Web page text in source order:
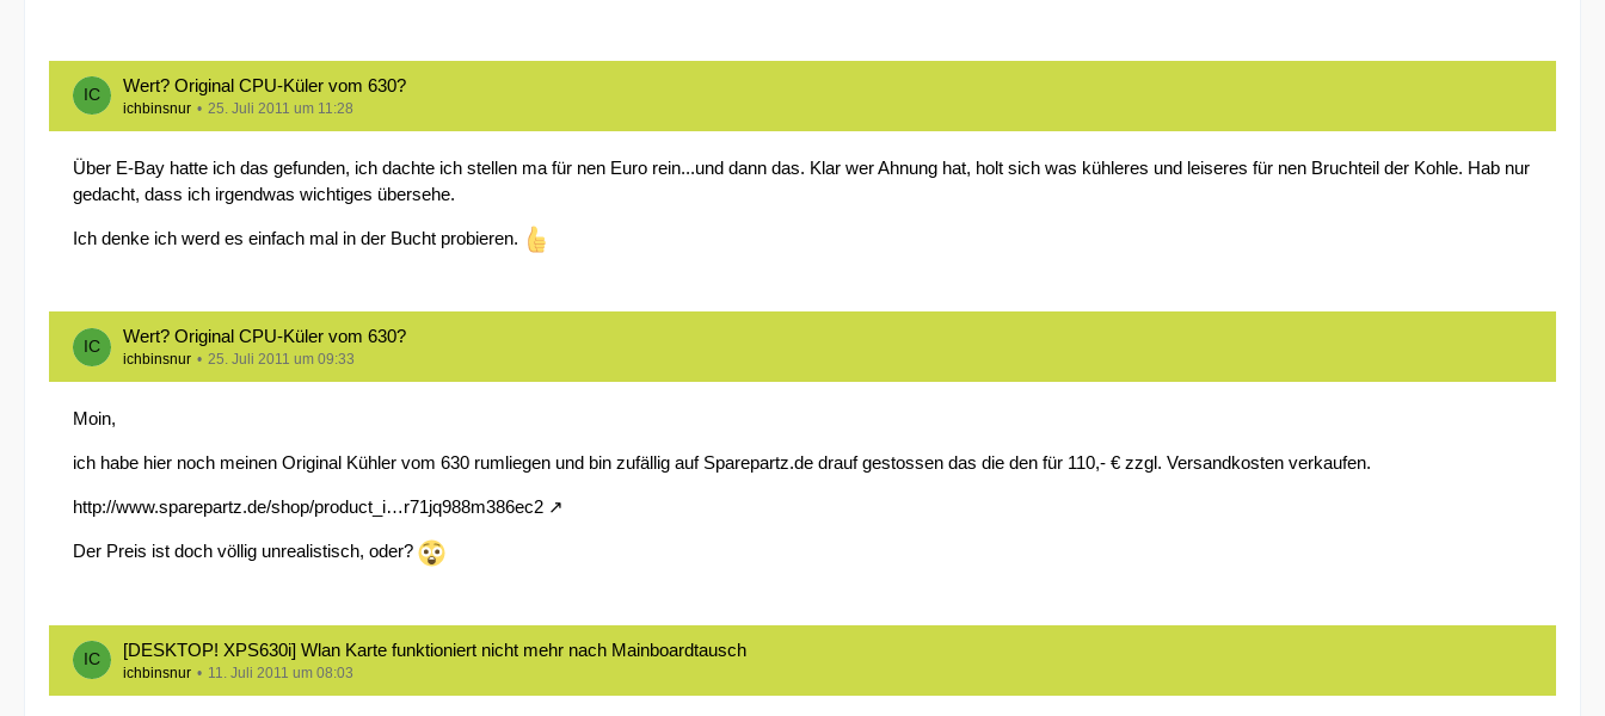
Wert? Original CPU-Küler vom 630?
ichbinsnur 25. Juli 2011 um 11:28
Über E-Bay hatte ich das gefunden, ich dachte ich stellen ma für nen Euro rein...und dann das. Klar wer Ahnung hat, holt sich was kühleres und leiseres für nen Bruchteil der Kohle. Hab nur
gedacht, dass ich irgendwas wichtiges übersehe.
Ich denke ich werd es einfach mal in der Bucht probieren.
Wert? Original CPU-Küler vom 630?
ichbinsnur 25. Juli 2011 um 09:33
Moin,
ich habe hier noch meinen Original Kühler vom 630 rumliegen und bin zufällig auf Sparepartz.de drauf gestossen das die den für 110,- € zzgl. Versandkosten verkaufen.
http://www.sparepartz.de/shop/product_i…r71jq988m386ec2
Der Preis ist doch völlig unrealistisch, oder?
[DESKTOP! XPS630i] Wlan Karte funktioniert nicht mehr nach Mainboardtausch
ichbinsnur 11. Juli 2011 um 08:03